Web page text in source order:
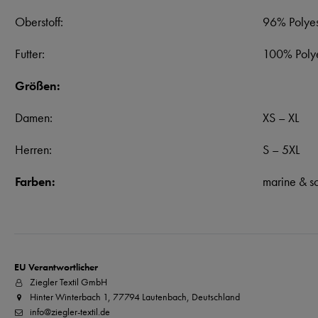
Oberstoff:
96%
Futter:
100%
Größen:
Damen:
XS – XL
Herren:
S – 5XL
Farben:
marine &
EU Verantwortlicher
Ziegler Textil GmbH
Hinter Winterbach 1, 77794 Lautenbach, Deutschland
info@ziegler-textil.de